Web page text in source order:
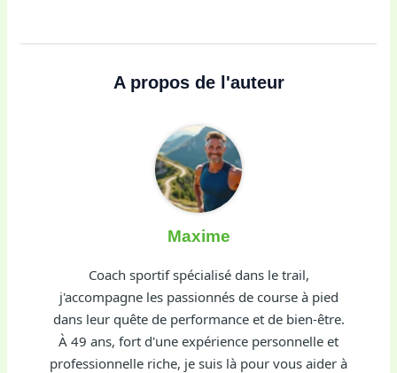
A propos de l'auteur
Maxime
Coach sportif spécialisé dans le trail,
j'accompagne les passionnés de course à pied
dans leur quête de performance et de bien-être.
À 49 ans, fort d'une expérience personnelle et
professionnelle riche, je suis là pour vous aider à